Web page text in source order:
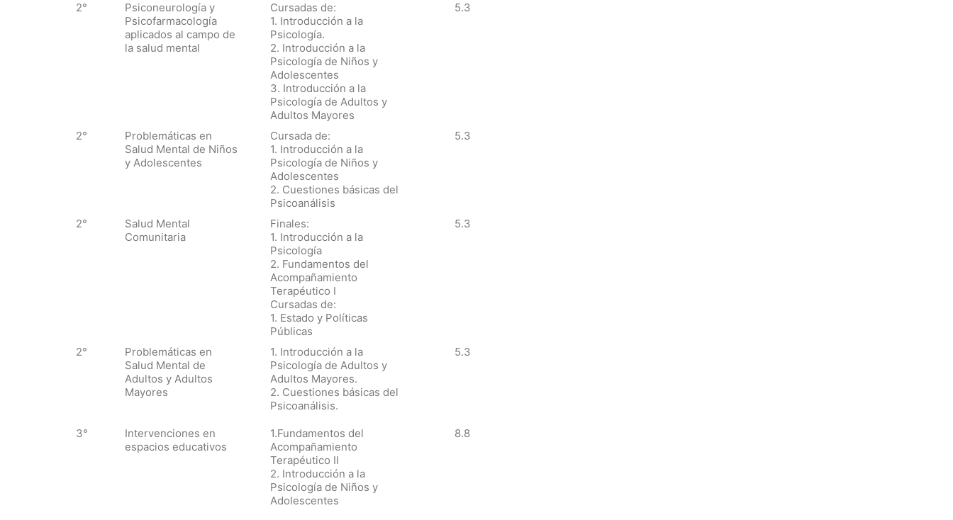
2°
Psiconeurología y
Psicofarmacología
aplicados al campo de
la salud mental
Cursadas de:
1. Introducción a la
Psicología.
2. Introducción a la
Psicología de Niños y
Adolescentes
3. Introducción a la
Psicología de Adultos y
Adultos Mayores
5.3
2°
Problemáticas en
Salud Mental de Niños
y Adolescentes
Cursada de:
1. Introducción a la
Psicología de Niños y
Adolescentes
2. Cuestiones básicas del
Psicoanálisis
5.3
2°
Salud Mental
Comunitaria
Finales:
1. Introducción a la
Psicología
2. Fundamentos del
Acompañamiento
Terapéutico I
Cursadas de:
1. Estado y Políticas
Públicas
5.3
2°
Problemáticas en
Salud Mental de
Adultos y Adultos
Mayores
1. Introducción a la
Psicología de Adultos y
Adultos Mayores.
2. Cuestiones básicas del
Psicoanálisis.
5.3
3°
Intervenciones en
espacios educativos
1.Fundamentos del
Acompañamiento
Terapéutico II
2. Introducción a la
Psicología de Niños y
Adolescentes
8.8